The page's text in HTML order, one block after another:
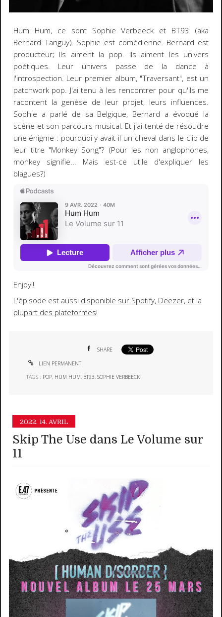
Hum Hum, ce sont Sophie Verbeeck et BT93 (aka
Bernard Tanguy). Sophie est comédienne. Bernard est
producteur; Ils aiment la pop. Ils aiment les univers
poétiques. Leur univers passe de la dance à
l'introspection. Leur premier album, "Traversant", est un
patchwork pop. J'ai tenu à les rencontrer pour qu'ils me
racontent la genèse de leur projet, leurs influences.
Sophie a parlé de sa Belgique, Bernard a évoqué la
scène et son parcours musical. Et j'ai tenté de résoudre
une énigme : pourquoi y avait-il un cheval dans le clip de
leur titre "Monkey Song"? (Pour les non anglophones,
monkey signifie... Mais est-ce utile d'expliquer les
blagues?)
Enjoy!!
L'épisode est aussi disponible sur Spotify, Deezer, et la
plupart des plateformes!
SHARE
LIEN PERMANENT
TAGS : POP, HUM HUM, BT93,SOPHIE VERBEECK
2022. 14. AVRIL
Skip The Use dans Le Volume sur
11